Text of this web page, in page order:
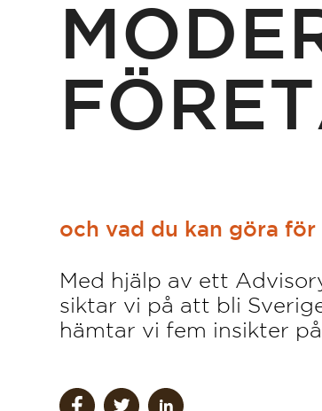
och vad du kan göra för
Med hjälp av ett
siktar vi på att bli
hämtar vi fem insikter